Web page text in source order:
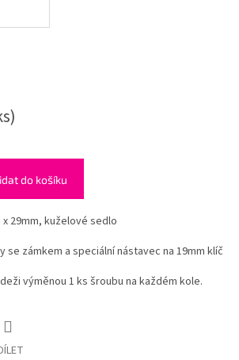
do košíku
x 29mm, kuželové sedlo
se zámkem a speciální nástavec na 19mm klíč
výměnou 1 ks šroubu na každém kole.